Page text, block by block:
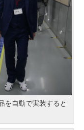
を自動で実装すると